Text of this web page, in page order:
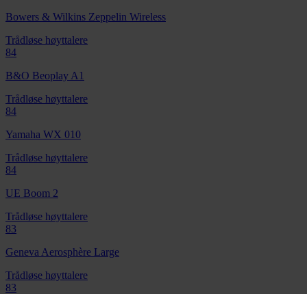
Bowers & Wilkins Zeppelin Wireless
Trådløse høyttalere
84
B&O Beoplay A1
Trådløse høyttalere
84
Yamaha WX 010
Trådløse høyttalere
84
UE Boom 2
Trådløse høyttalere
83
Geneva Aerosphère Large
Trådløse høyttalere
83